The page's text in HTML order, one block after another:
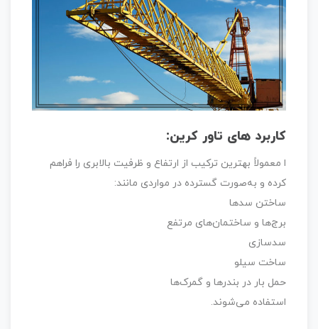
کاربرد های تاور کرین:
ا معمولاً بهترین ترکیب از ارتفاع و ظرفیت بالابری را فراهم
کرده و به‌صورت گسترده در مواردی مانند:
ساختن سدها
برج‌ها و ساختمان‌های مرتفع
سدسازی
ساخت سیلو
حمل بار در بندرها و گمرک‌ها
استفاده می‌شوند.